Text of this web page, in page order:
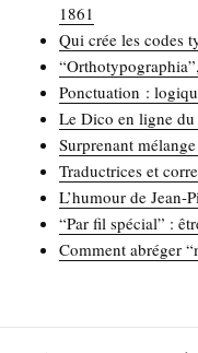
1861
Qui crée les codes
Ponc­tua­tion :
Le Dico en ligne du
Sur­pre­nant
Tra­duc­trices et
L’humour de Jean-
“Par fil spé­cial” :
Com­ment abré­ger